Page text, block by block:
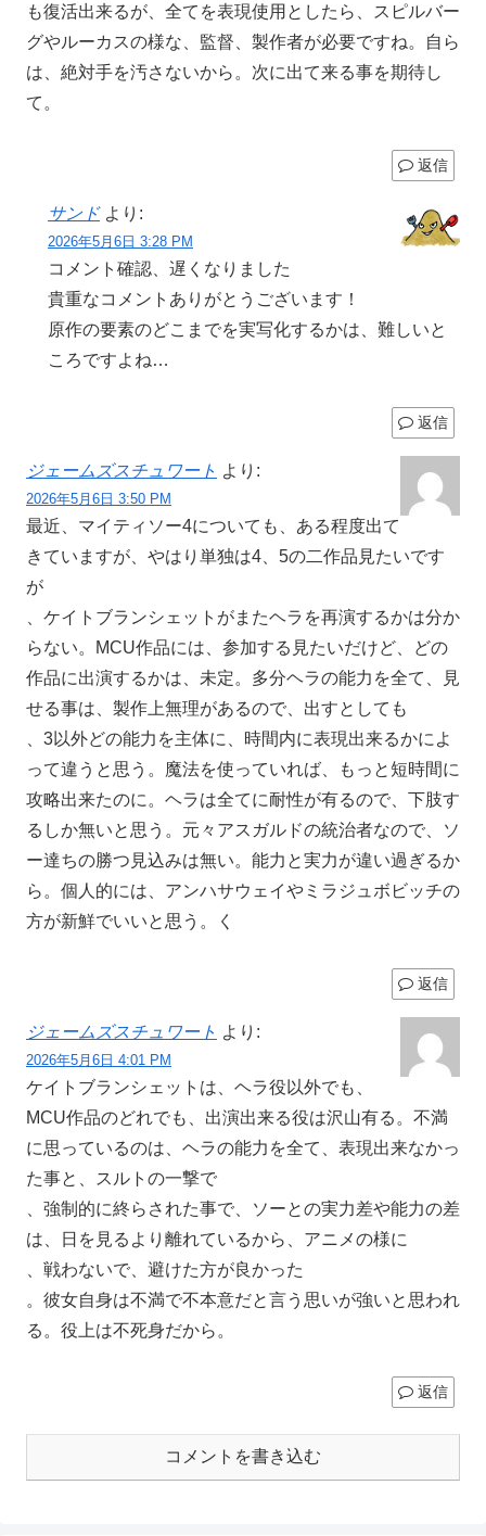
も復活出来るが、全てを表現使用としたら、スピルバー
グやルーカスの様な、監督、製作者が必要ですね。自ら
は、絶対手を汚さないから。次に出て来る事を期待し
て。
返信
サンド より:
2026年5月6日 3:28 PM
コメント確認、遅くなりました
貴重なコメントありがとうございます！
原作の要素のどこまでを実写化するかは、難しいと
ころですよね…
返信
ジェームズスチュワート より:
2026年5月6日 3:50 PM
最近、マイティソー4についても、ある程度出て
きていますが、やはり単独は4、5の二作品見たいです
が
、ケイトブランシェットがまたヘラを再演するかは分か
らない。MCU作品には、参加する見たいだけど、どの
作品に出演するかは、未定。多分ヘラの能力を全て、見
せる事は、製作上無理があるので、出すとしても
、3以外どの能力を主体に、時間内に表現出来るかによ
って違うと思う。魔法を使っていれば、もっと短時間に
攻略出来たのに。ヘラは全てに耐性が有るので、下肢す
るしか無いと思う。元々アスガルドの統治者なので、ソ
ー達ちの勝つ見込みは無い。能力と実力が違い過ぎるか
ら。個人的には、アンハサウェイやミラジュボビッチの
方が新鮮でいいと思う。く
返信
ジェームズスチュワート より:
2026年5月6日 4:01 PM
ケイトブランシェットは、ヘラ役以外でも、
MCU作品のどれでも、出演出来る役は沢山有る。不満
に思っているのは、ヘラの能力を全て、表現出来なかっ
た事と、スルトの一撃で
、強制的に終らされた事で、ソーとの実力差や能力の差
は、日を見るより離れているから、アニメの様に
、戦わないで、避けた方が良かった
。彼女自身は不満で不本意だと言う思いが強いと思われ
る。役上は不死身だから。
返信
コメントを書き込む